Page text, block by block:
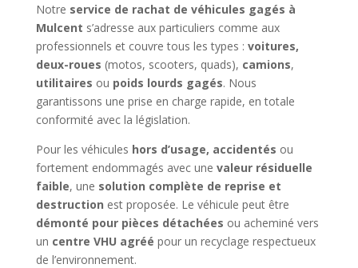
Notre service de rachat de véhicules gagés à
Mulcent s’adresse aux particuliers comme aux
professionnels et couvre tous les types : voitures,
deux-roues (motos, scooters, quads), camions,
utilitaires ou poids lourds gagés. Nous
garantissons une prise en charge rapide, en totale
conformité avec la législation.
Pour les véhicules hors d’usage, accidentés ou
fortement endommagés avec une valeur résiduelle
faible, une solution complète de reprise et
destruction est proposée. Le véhicule peut être
démonté pour pièces détachées ou acheminé vers
un centre VHU agréé pour un recyclage respectueux
de l’environnement.